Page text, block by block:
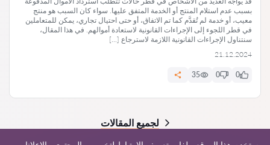
بسبب عدم استلام المنتج أو الخدمة المتفق عليها. سواء كان السبب هو منتج
معيب، أو خدمة لم تُقدَّم كما تم الاتفاق، أو حتى احتيال تجاري، يمكن للمتعاملين
في قطر اللجوء إلى الإجراءات القانونية لاستعادة أموالهم. في هذا المقال،
سنتناول الإجراءات القانونية اللازمة لاسترجاع […]
21.12.2024
0
0
35
لجميع المقالات